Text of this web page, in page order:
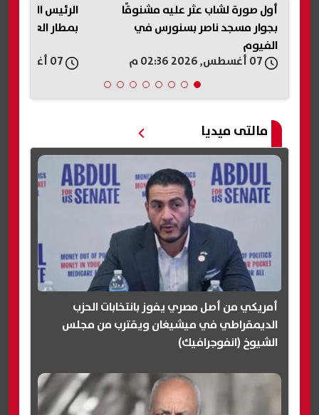
أول صورة لشاب عثر عليه مشنوقًا
بجوار مسجد ناصر بسنورس في
الفيوم
الرئيس
بمطار العلمين
مالتى ميديا
أمريكي من أصل مصري يفوز بانتخابات الحزب
الديمقراطي في ميشيغان ويقترب من مجلس
الشيوخ (انفوجرافيك)